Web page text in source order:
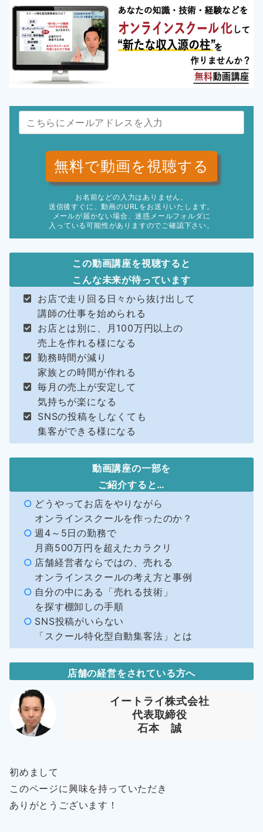
無料で動画を視聴する
お名前などの入力はありません。
送信後すぐに、動画のURLをお送りいたします。
メールが届かない場合、迷惑メールフォルダに
入っている可能性がありますのでご確認下さい。
この動画講座を視聴すると
こんな未来が待っています
お店で走り回る日々から抜け出して
講師の仕事を始められる
お店とは別に、月100万円以上の
売上を作れる様になる
勤務時間が減り
家族との時間が作れる
毎月の売上が安定して
気持ちが楽になる
SNSの投稿をしなくても
集客ができる様になる
動画講座の一部を
ご紹介すると…
どうやってお店をやりながら
オンラインスクールを作ったのか？
週4～5日の勤務で
月商500万円を超えたカラクリ
店舗経営者ならではの、売れる
オンラインスクールの考え方と事例
自分の中にある「売れる技術」
を探す棚卸しの手順
SNS投稿がいらない
「スクール特化型自動集客法」とは
店舗の経営をされている方へ
イートライ株式会社
代表取締役
石本 誠
初めまして
このページに興味を持っていただき
ありがとうございます！